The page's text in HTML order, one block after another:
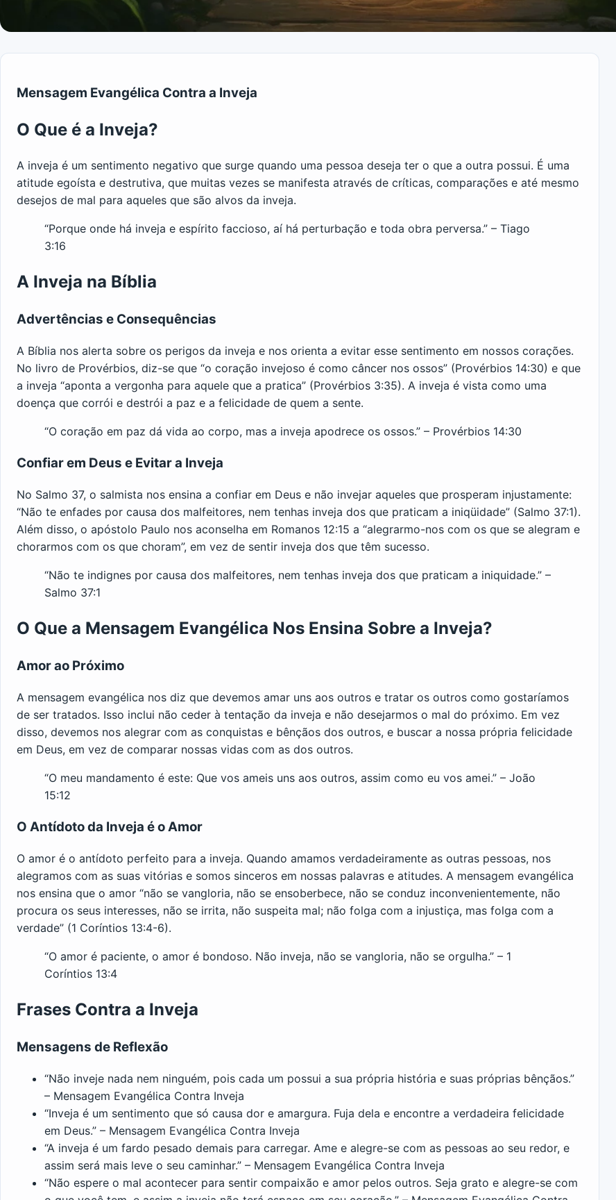
Mensagem Evangélica Contra a Inveja
O Que é a Inveja?
A inveja é um sentimento negativo que surge quando uma pessoa deseja ter o que a outra possui. É uma
atitude egoísta e destrutiva, que muitas vezes se manifesta através de críticas, comparações e até mesmo
desejos de mal para aqueles que são alvos da inveja.
“Porque onde há inveja e espírito faccioso, aí há perturbação e toda obra perversa.” – Tiago
3:16
A Inveja na Bíblia
Advertências e Consequências
A Bíblia nos alerta sobre os perigos da inveja e nos orienta a evitar esse sentimento em nossos corações.
No livro de Provérbios, diz-se que “o coração invejoso é como câncer nos ossos” (Provérbios 14:30) e que
a inveja “aponta a vergonha para aquele que a pratica” (Provérbios 3:35). A inveja é vista como uma
doença que corrói e destrói a paz e a felicidade de quem a sente.
“O coração em paz dá vida ao corpo, mas a inveja apodrece os ossos.” – Provérbios 14:30
Confiar em Deus e Evitar a Inveja
No Salmo 37, o salmista nos ensina a confiar em Deus e não invejar aqueles que prosperam injustamente:
“Não te enfades por causa dos malfeitores, nem tenhas inveja dos que praticam a iniqüidade” (Salmo 37:1).
Além disso, o apóstolo Paulo nos aconselha em Romanos 12:15 a “alegrarmo-nos com os que se alegram e
chorarmos com os que choram”, em vez de sentir inveja dos que têm sucesso.
“Não te indignes por causa dos malfeitores, nem tenhas inveja dos que praticam a iniquidade.” –
Salmo 37:1
O Que a Mensagem Evangélica Nos Ensina Sobre a Inveja?
Amor ao Próximo
A mensagem evangélica nos diz que devemos amar uns aos outros e tratar os outros como gostaríamos
de ser tratados. Isso inclui não ceder à tentação da inveja e não desejarmos o mal do próximo. Em vez
disso, devemos nos alegrar com as conquistas e bênçãos dos outros, e buscar a nossa própria felicidade
em Deus, em vez de comparar nossas vidas com as dos outros.
“O meu mandamento é este: Que vos ameis uns aos outros, assim como eu vos amei.” – João
15:12
O Antídoto da Inveja é o Amor
O amor é o antídoto perfeito para a inveja. Quando amamos verdadeiramente as outras pessoas, nos
alegramos com as suas vitórias e somos sinceros em nossas palavras e atitudes. A mensagem evangélica
nos ensina que o amor “não se vangloria, não se ensoberbece, não se conduz inconvenientemente, não
procura os seus interesses, não se irrita, não suspeita mal; não folga com a injustiça, mas folga com a
verdade” (1 Coríntios 13:4-6).
“O amor é paciente, o amor é bondoso. Não inveja, não se vangloria, não se orgulha.” – 1
Coríntios 13:4
Frases Contra a Inveja
Mensagens de Reflexão
“Não inveje nada nem ninguém, pois cada um possui a sua própria história e suas próprias bênçãos.”
– Mensagem Evangélica Contra Inveja
“Inveja é um sentimento que só causa dor e amargura. Fuja dela e encontre a verdadeira felicidade
em Deus.” – Mensagem Evangélica Contra Inveja
“A inveja é um fardo pesado demais para carregar. Ame e alegre-se com as pessoas ao seu redor, e
assim será mais leve o seu caminhar.” – Mensagem Evangélica Contra Inveja
“Não espere o mal acontecer para sentir compaixão e amor pelos outros. Seja grato e alegre-se com